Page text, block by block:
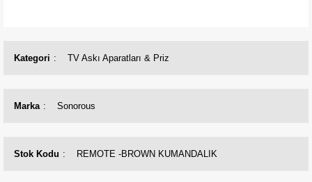
Kategori TV Askı Aparatları & Priz
Marka Sonorous
Stok Kodu REMOTE -BROWN KUMANDALIK